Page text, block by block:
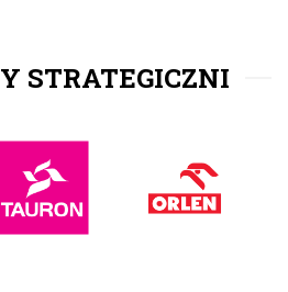
STRATEGICZNI